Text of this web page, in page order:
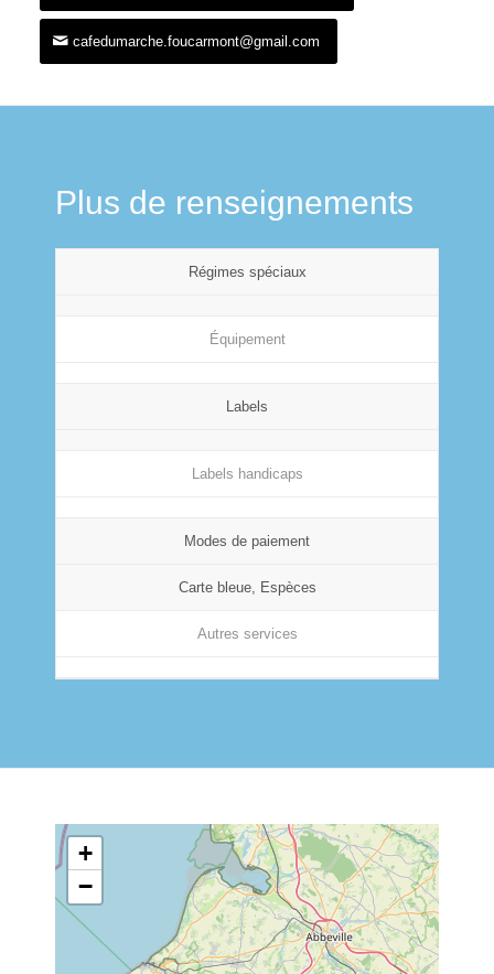
cafedumarche.foucarmont@gmail.com
Plus de renseignements
Régimes spéciaux
Équipement
Labels
Labels handicaps
Modes de paiement
Carte bleue, Espèces
Autres services
+
−